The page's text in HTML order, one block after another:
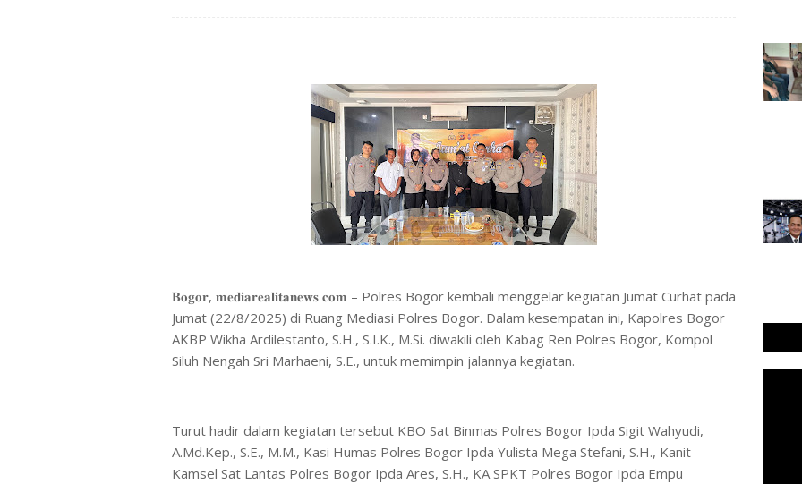
𝐁𝐨𝐠𝐨𝐫, 𝐦𝐞𝐝𝐢𝐚𝐫𝐞𝐚𝐥𝐢𝐭𝐚𝐧𝐞𝐰𝐬 𝐜𝐨𝐦 – Polres Bogor kembali menggelar kegiatan Jumat Curhat pada
Jumat (22/8/2025) di Ruang Mediasi Polres Bogor. Dalam kesempatan ini, Kapolres Bogor
AKBP Wikha Ardilestanto, S.H., S.I.K., M.Si. diwakili oleh Kabag Ren Polres Bogor, Kompol
Siluh Nengah Sri Marhaeni, S.E., untuk memimpin jalannya kegiatan.
Turut hadir dalam kegiatan tersebut KBO Sat Binmas Polres Bogor Ipda Sigit Wahyudi,
A.Md.Kep., S.E., M.M., Kasi Humas Polres Bogor Ipda Yulista Mega Stefani, S.H., Kanit
Kamsel Sat Lantas Polres Bogor Ipda Ares, S.H., KA SPKT Polres Bogor Ipda Empu